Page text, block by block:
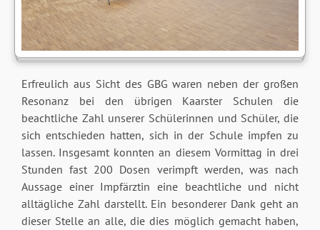
Erfreulich aus Sicht des GBG waren neben der großen
Resonanz bei den übrigen Kaarster Schulen die
beachtliche Zahl unserer Schülerinnen und Schüler, die
sich entschieden hatten, sich in der Schule impfen zu
lassen. Insgesamt konnten an diesem Vormittag in drei
Stunden fast 200 Dosen verimpft werden, was nach
Aussage einer Impfärztin eine beachtliche und nicht
alltägliche Zahl darstellt. Ein besonderer Dank geht an
dieser Stelle an alle, die dies möglich gemacht haben,